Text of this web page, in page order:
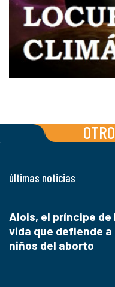
últimas noticias
Alois, el príncipe de
vida que defiende a
niños del aborto